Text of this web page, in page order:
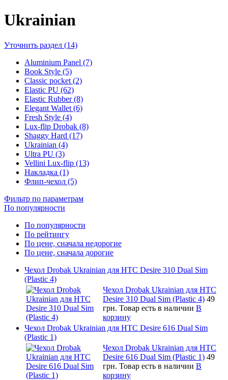
Ukrainian
Уточнить раздел (14)
Aluminium Panel (7)
Book Style (5)
Classic pocket (2)
Elastic PU (62)
Elastic Rubber (8)
Elegant Wallet (6)
Fresh Style (4)
Lux-flip Drobak (8)
Shaggy Hard (17)
Ukrainian (4)
Ultra PU (3)
Vellini Lux-flip (13)
Накладка (1)
Флип-чехол (5)
Фильтр по параметрам
По популярности
По популярности
По рейтингу
По цене, сначала недорогие
По цене, сначала дорогие
Чехол Drobak Ukrainian для HTC Desire 310 Dual Sim
(Plastic 4)
Чехол Drobak Ukrainian для HTC
Desire 310 Dual Sim (Plastic 4) 49
грн. Товар есть в наличии В
корзину
Чехол Drobak Ukrainian для HTC Desire 616 Dual Sim
(Plastic 1)
Чехол Drobak Ukrainian для HTC
Desire 616 Dual Sim (Plastic 1) 49
грн. Товар есть в наличии В
корзину